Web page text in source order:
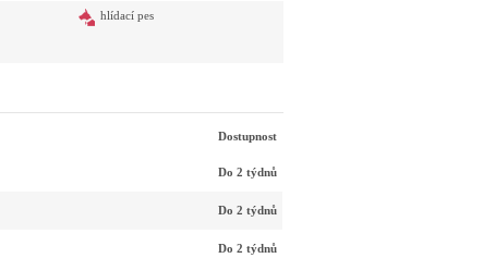
hlídací pes
Dostupnost
Do 2 týdnů
Do 2 týdnů
Do 2 týdnů